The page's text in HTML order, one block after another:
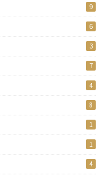
9
6
3
7
4
8
1
1
4